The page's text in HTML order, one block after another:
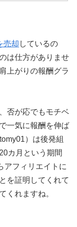
売却 しているの
は仕方がありませ
上がりの報酬グラ
否が応でもモチベ
一気に報酬を伸ば
）は後発組
カ月という期間
アフィリエイトに
を証明してくれて
くれますね。